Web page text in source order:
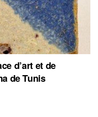
d’art et de
de Tunis